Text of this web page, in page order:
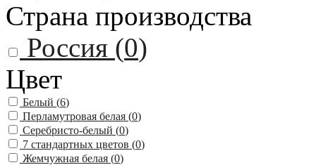
Страна производства
Россия (0)
Цвет
Белый (6)
Перламутровая белая (0)
Серебристо-белый (0)
7 стандартных цветов (0)
Жемчужная белая (0)